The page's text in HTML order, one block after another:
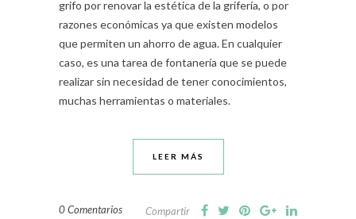
grifo por renovar la estética de la grifería, o por
razones económicas ya que existen modelos
que permiten un ahorro de agua. En cualquier
caso, es una tarea de fontanería que se puede
realizar sin necesidad de tener conocimientos,
muchas herramientas o materiales.
LEER MÁS
0 Comentarios Compartir